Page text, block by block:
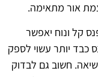
אור מתאימה.
קל ונוח יאפשר
כבד יותר עשוי לספק
חשוב גם לבדוק